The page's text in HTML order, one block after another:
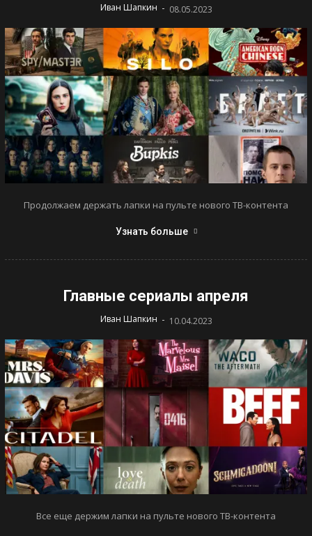
Иван Шапкин - 08.05.2023
Продолжаем держать лапки на пульте нового ТВ-контента
Узнать больше
Главные сериалы апреля
Иван Шапкин - 10.04.2023
Все еще держим лапки на пульте нового ТВ-контента